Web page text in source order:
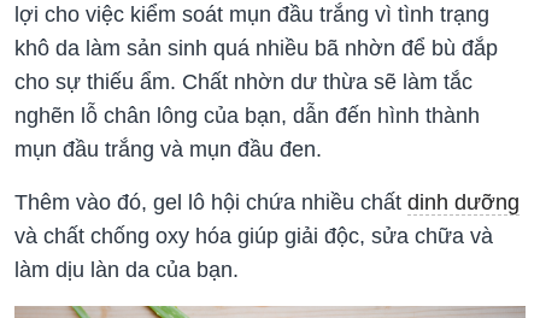
lợi cho việc kiểm soát mụn đầu trắng vì tình trạng
khô da làm sản sinh quá nhiều bã nhờn để bù đắp
cho sự thiếu ẩm. Chất nhờn dư thừa sẽ làm tắc
nghẽn lỗ chân lông của bạn, dẫn đến hình thành
mụn đầu trắng và mụn đầu đen.
Thêm vào đó, gel lô hội chứa nhiều chất dinh dưỡng
và chất chống oxy hóa giúp giải độc, sửa chữa và
làm dịu làn da của bạn.